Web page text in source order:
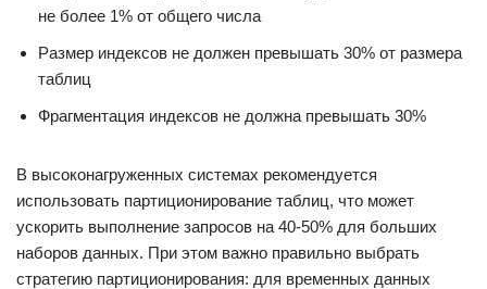
не более 1% от общего числа
Размер индексов не должен превышать 30% от размера
таблиц
Фрагментация индексов не должна превышать 30%
В высоконагруженных системах рекомендуется
использовать партиционирование таблиц, что может
ускорить выполнение запросов на 40-50% для больших
наборов данных. При этом важно правильно выбрать
стратегию партиционирования: для временных данных